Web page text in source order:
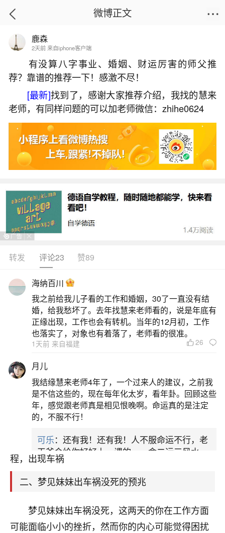
首页
梦见妹妹出车祸没有事儿
2026-06-01 15:43:02 3 5 赞
生活中像梦见妹妹出车祸没有事儿都是很常见
的问题，但是小问题不注意可能会引起大麻烦，下
面就这个问题给大家做一些解读：
一、女人梦见妹妹出车祸抢救成功了
女人梦见妹妹出车祸但抢救成功，通常代表内
心的担忧或情感牵绊，而非真实预示。此类梦境多
反映梦者对亲人安全的潜意识关注，或是近期压力
较大导致的情绪投射。根据周公解梦的说法，梦见
亲人遭遇意外但最终脱险，往往象征难关过后将迎
来转机，也可能是提醒梦者注意身边人的健康与安
全。现代心理学认为，梦境是大脑整理信息的过
程，出现车祸
二、梦见妹妹出车祸没死的预兆
梦见妹妹出车祸没死，这两天的你在工作方面
可能面临小小的挫折，然而你的内心可能觉得困扰
微博正文
鹿森
2天前 来自iphone客户端
有没算八字事业、婚姻、财运厉害的师父推
荐？靠谱的推荐一下！感激不尽！
[最新]找到了，感谢大家推荐介绍，我找的慧来
老师，有同样问题的可以加老师微信：zhihe0624
转发 评论23 赞89
海纳百川
我之前给我儿子看的工作和婚姻，30了一直没有结
婚，给我愁坏了。去年找慧来老师看的，说是年底有
正缘出现，工作也会有转机。当年的12月初，工作
也落实了，对象也有着落了，老师看的很准。
1天前 来自福建 26
月儿
我结缘慧来老师4年了，一个过来人的建议，之前我
是不信这些的，现在每年化太岁，看年卦。回顾这些
年，感觉跟老师真是相见恨晚啊。命运真的是注定
的，不服不行！
可乐：还有我！还有我！人不服命运不行，老
天爷会给你好好上一课的。一命二运三风水，
哪样不服都不行！
平安是福：我也是每年找老师化太岁，看年
卦，认识老师3年了，都是缘分啊！
17分钟前 来自湖北 19